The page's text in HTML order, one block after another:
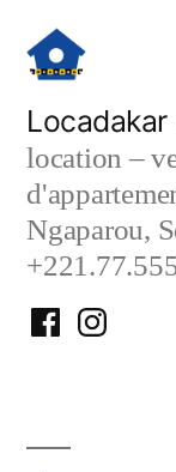
contenu
Locadakar
location –
Ngaparou,
FacebookInstagram